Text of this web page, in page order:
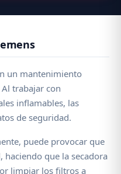
un mantenimiento
Al trabajar con
inflamables, las
de seguridad.
puede provocar que
haciendo que la secadora
limpiar los filtros a